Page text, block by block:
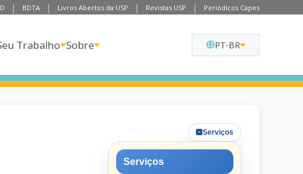
BDTA Livros Abertos da USP Revistas USP Periódicos Capes
Trabalho Sobre PT-BR
Serviços
Serviços